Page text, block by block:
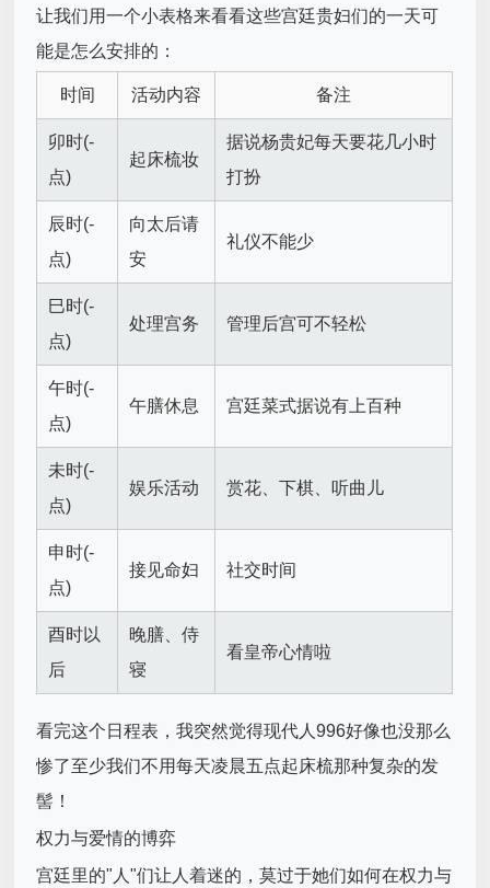
让我们用一个小表格来看看这些宫廷贵妇们的一天可
能是怎么安排的：
时间 活动内容 备注
卯时(-
点)
起床梳妆
据说杨贵妃每天要花几小时
打扮
辰时(-
点)
向太后请
安
礼仪不能少
巳时(-
点)
处理宫务 管理后宫可不轻松
午时(-
点)
午膳休息 宫廷菜式据说有上百种
未时(-
点)
娱乐活动 赏花、下棋、听曲儿
申时(-
点)
接见命妇 社交时间
酉时以
后
晚膳、侍
寝
看皇帝心情啦
看完这个日程表，我突然觉得现代人996好像也没那么
惨了至少我们不用每天凌晨五点起床梳那种复杂的发
髻！
权力与爱情的博弈
宫廷里的"人"们让人着迷的，莫过于她们如何在权力与